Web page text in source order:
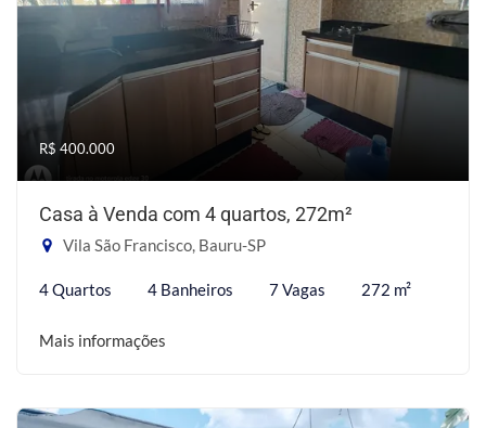
R$ 400.000
Casa à Venda com 4 quartos, 272m²
Vila São Francisco, Bauru-SP
4 Quartos 4 Banheiros 7 Vagas 272 m²
Mais informações